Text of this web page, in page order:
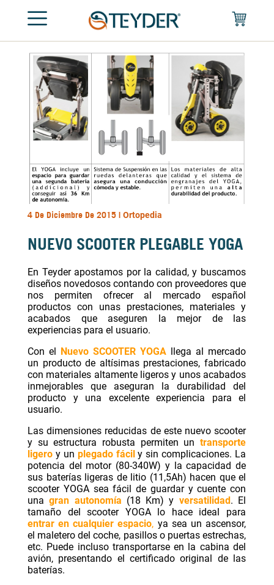
4 De Diciembre De 2015 | Ortopedia
NUEVO SCOOTER PLEGABLE YOGA
En Teyder apostamos por la calidad, y buscamos
diseños novedosos contando con proveedores que
nos permiten ofrecer al mercado español
productos con unas prestaciones, materiales y
acabados que aseguren la mejor de las
experiencias para el usuario.
Con el Nuevo SCOOTER YOGA llega al mercado
un producto de altísimas prestaciones, fabricado
con materiales altamente ligeros y unos acabados
inmejorables que aseguran la durabilidad del
producto y una excelente experiencia para el
usuario.
Las dimensiones reducidas de este nuevo scooter
y su estructura robusta permiten un transporte
ligero y un plegado fácily sin complicaciones. La
potencia del motor (80-340W) y la capacidad de
sus baterías ligeras de litio (11,5Ah) hacen que el
scooter YOGA sea fácil de guardar y cuente con
unagran autonomía (18 Km) y versatilidad. El
tamaño del scooter YOGA lo hace ideal para
entrar en cualquier espacio, ya sea un ascensor,
el maletero del coche, pasillos o puertas estrechas,
etc. Puede incluso transportarse en la cabina del
avión, presentando el certificado original de las
baterías.